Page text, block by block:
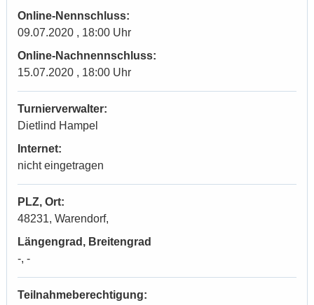
Online-Nennschluss:
09.07.2020 , 18:00 Uhr
Online-Nachnennschluss:
15.07.2020 , 18:00 Uhr
Turnierverwalter:
Dietlind Hampel
Internet:
nicht eingetragen
PLZ, Ort:
48231, Warendorf,
Längengrad, Breitengrad
-, -
Teilnahmeberechtigung: